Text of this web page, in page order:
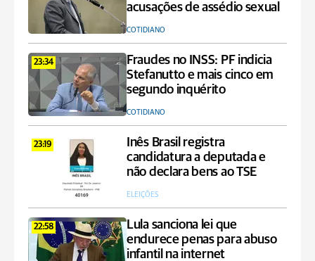
acusações de assédio sexual
COTIDIANO
23:34
Fraudes no INSS: PF indicia
Stefanutto e mais cinco em
segundo inquérito
COTIDIANO
23:19
Inês Brasil registra
candidatura a deputada e
não declara bens ao TSE
ELEIÇÕES
22:58
Lula sanciona lei que
endurece penas para abuso
infantil na internet